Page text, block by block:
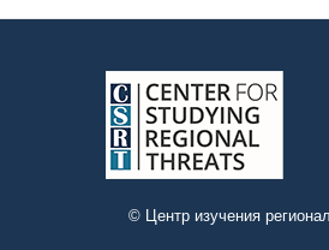
© Центр изучения